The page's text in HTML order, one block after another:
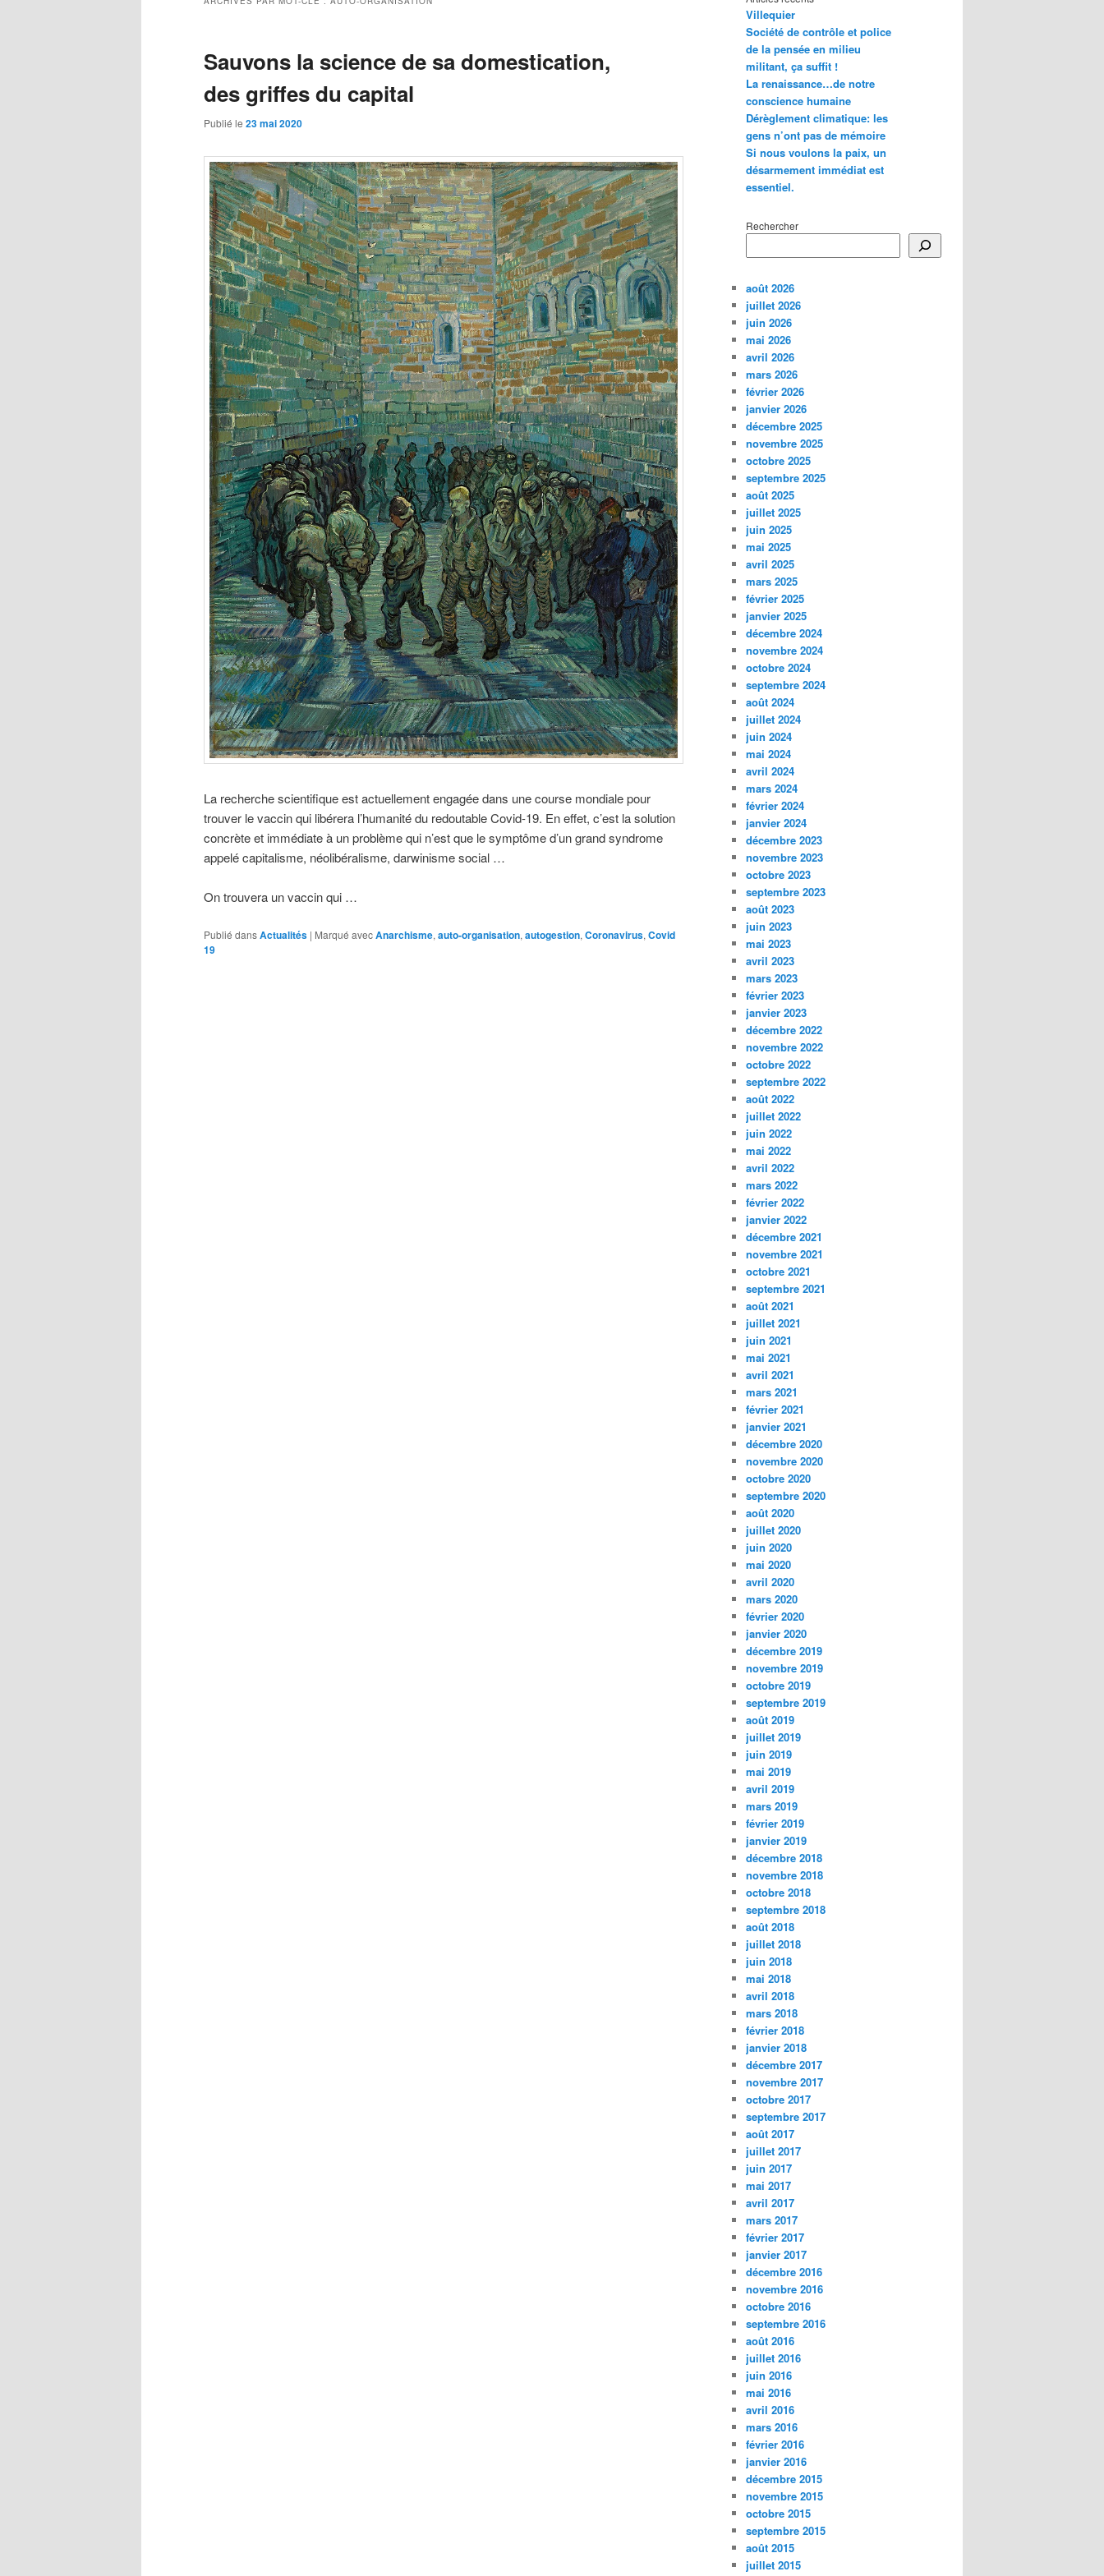
Sauvons la science de sa domestication,
des griffes du capital
Publié le 23 mai 2020
La recherche scientifique est actuellement engagée dans une course mondiale pour
trouver le vaccin qui libérera l’humanité du redoutable Covid-19. En effet, c’est la solution
concrète et immédiate à un problème qui n’est que le symptôme d’un grand syndrome
appelé capitalisme, néolibéralisme, darwinisme social …
On trouvera un vaccin qui …
Publié dansActualités | Marqué avecAnarchisme, auto-organisation, autogestion, Coronavirus, Covid
19
Villequier
Société de contrôle et police
de la pensée en milieu
militant, ça suffit !
La renaissance…de notre
conscience humaine
Dérèglement climatique: les
gens n’ont pas de mémoire
Si nous voulons la paix, un
désarmement immédiat est
essentiel.
Rechercher
août 2026
juillet 2026
juin 2026
mai 2026
avril 2026
mars 2026
février 2026
janvier 2026
décembre 2025
novembre 2025
octobre 2025
septembre 2025
août 2025
juillet 2025
juin 2025
mai 2025
avril 2025
mars 2025
février 2025
janvier 2025
décembre 2024
novembre 2024
octobre 2024
septembre 2024
août 2024
juillet 2024
juin 2024
mai 2024
avril 2024
mars 2024
février 2024
janvier 2024
décembre 2023
novembre 2023
octobre 2023
septembre 2023
août 2023
juin 2023
mai 2023
avril 2023
mars 2023
février 2023
janvier 2023
décembre 2022
novembre 2022
octobre 2022
septembre 2022
août 2022
juillet 2022
juin 2022
mai 2022
avril 2022
mars 2022
février 2022
janvier 2022
décembre 2021
novembre 2021
octobre 2021
septembre 2021
août 2021
juillet 2021
juin 2021
mai 2021
avril 2021
mars 2021
février 2021
janvier 2021
décembre 2020
novembre 2020
octobre 2020
septembre 2020
août 2020
juillet 2020
juin 2020
mai 2020
avril 2020
mars 2020
février 2020
janvier 2020
décembre 2019
novembre 2019
octobre 2019
septembre 2019
août 2019
juillet 2019
juin 2019
mai 2019
avril 2019
mars 2019
février 2019
janvier 2019
décembre 2018
novembre 2018
octobre 2018
septembre 2018
août 2018
juillet 2018
juin 2018
mai 2018
avril 2018
mars 2018
février 2018
janvier 2018
décembre 2017
novembre 2017
octobre 2017
septembre 2017
août 2017
juillet 2017
juin 2017
mai 2017
avril 2017
mars 2017
février 2017
janvier 2017
décembre 2016
novembre 2016
octobre 2016
septembre 2016
août 2016
juillet 2016
juin 2016
mai 2016
avril 2016
mars 2016
février 2016
janvier 2016
décembre 2015
novembre 2015
octobre 2015
septembre 2015
août 2015
juillet 2015